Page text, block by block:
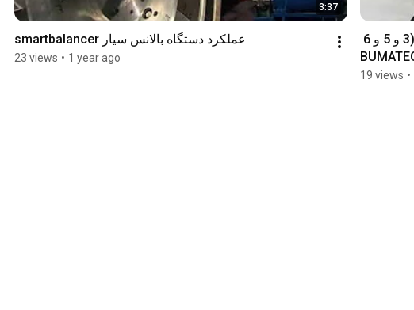
3:37
عملکرد دستگاه بالانس سیار smartbalancer
23 views • 1 year ago
19 views •